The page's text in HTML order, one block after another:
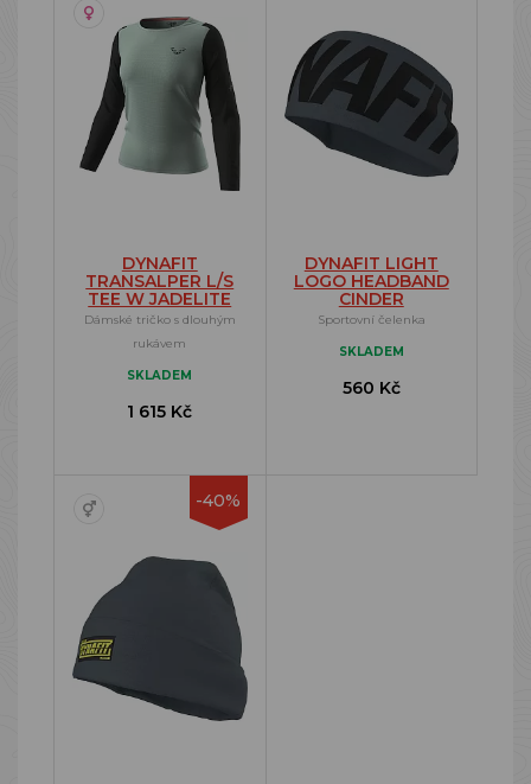
DYNAFIT
TRANSALPER L/S
TEE W JADELITE
Dámské tričko s dlouhým
rukávem
SKLADEM
1 615 Kč
DYNAFIT LIGHT
LOGO HEADBAND
CINDER
Sportovní čelenka
SKLADEM
560 Kč
-40%